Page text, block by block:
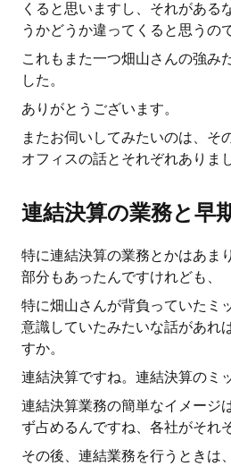
くると思いますし、それがある
うかどうか違ってくると思うので
これもまた一つ畑山さんの強み
した。
ありがとうございます。
またお伺いしてみたいのは、そ
オフィスの話とそれぞれありま
連結決算の業務と早
特に連結決算の業務とかはあま
部分もあったんですけれども、
特に畑山さんが背負っていたミ
意識していたみたいな話があれ
すか。
連結決算ですね。連結決算のミ
連結決算業務の簡単なイメージ
ず占めるんですね、各社がそれぞ
その後、連結業務を行うときは